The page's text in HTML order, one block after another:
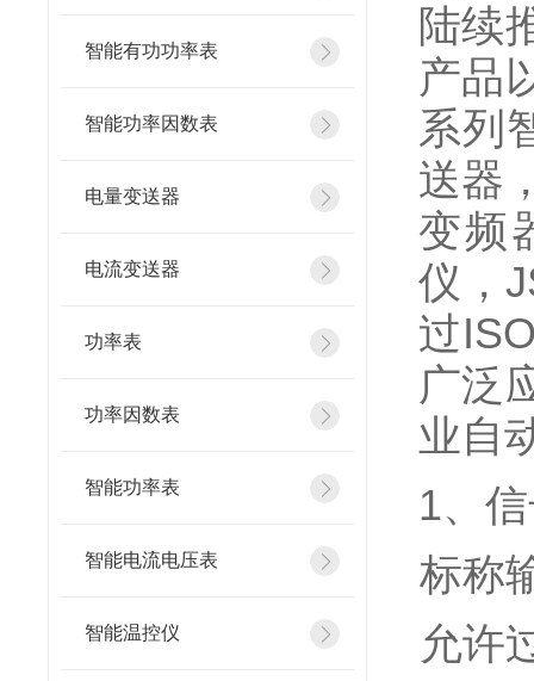
智能有功功率表
智能功率因数表
电量变送器
电流变送器
功率表
功率因数表
智能功率表
智能电流电压表
智能温控仪
陆续
产品
系列
送器
变频
仪，
过
广泛
业自
1、
标称
允许